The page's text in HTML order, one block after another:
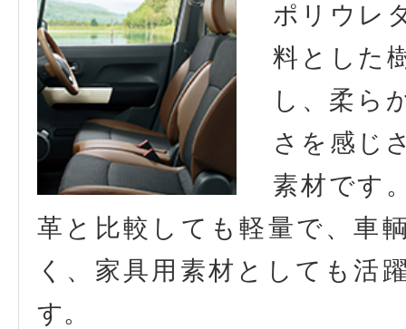
ポリウレ
料とした
し、柔ら
さを感じ
素材です
革と比較しても軽量で、車
く、家具用素材としても活
す。